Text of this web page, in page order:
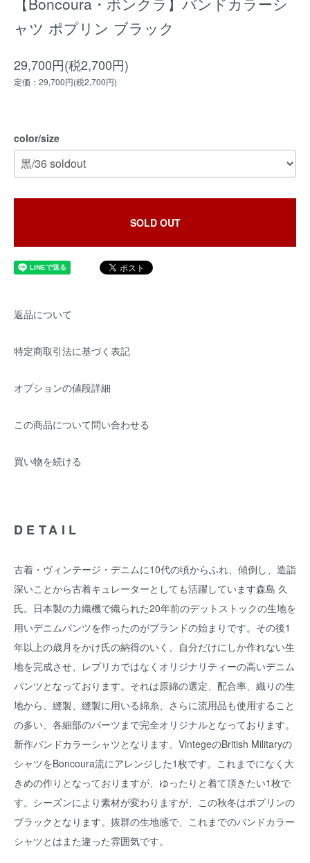
ャツ ポプリン ブラック
29,700円(税2,700円)
定価：29,700円(税2,700円)
color/size
SOLD OUT
返品について
特定商取引法に基づく表記
オプションの値段詳細
この商品について問い合わせる
買い物を続ける
DETAIL
古着・ヴィンテージ・デニムに10代の頃からふれ、傾倒し、造詣
深いことから古着キュレーターとしても活躍しています森島 久
氏。日本製の力織機で織られた20年前のデットストックの生地を
用いデニムパンツを作ったのがブランドの始まりです。その後1
年以上の歳月をかけ氏の納得のいく、自分だけにしか作れない生
地を完成させ、レプリカではなくオリジナリティーの高いデニム
パンツとなっております。それは原綿の選定、配合率、織りの生
地から、縫製、縫製に用いる綿糸、さらに流用品も使用すること
の多い、各細部のパーツまで完全オリジナルとなっております。
新作バンドカラーシャツとなります。VintegeのBritish Militaryの
シャツをBoncoura流にアレンジした1枚です。これまでになく大
きめの作りとなっておりますが、ゆったりと着て頂きたい1枚で
す。シーズンにより素材が変わりますが、この秋冬はポプリンの
ブラックとなります。抜群の生地感で、これまでのバンドカラー
シャツとはまた違った雰囲気です。